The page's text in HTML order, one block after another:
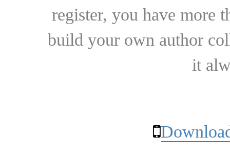
register, you have more
build your own author
it